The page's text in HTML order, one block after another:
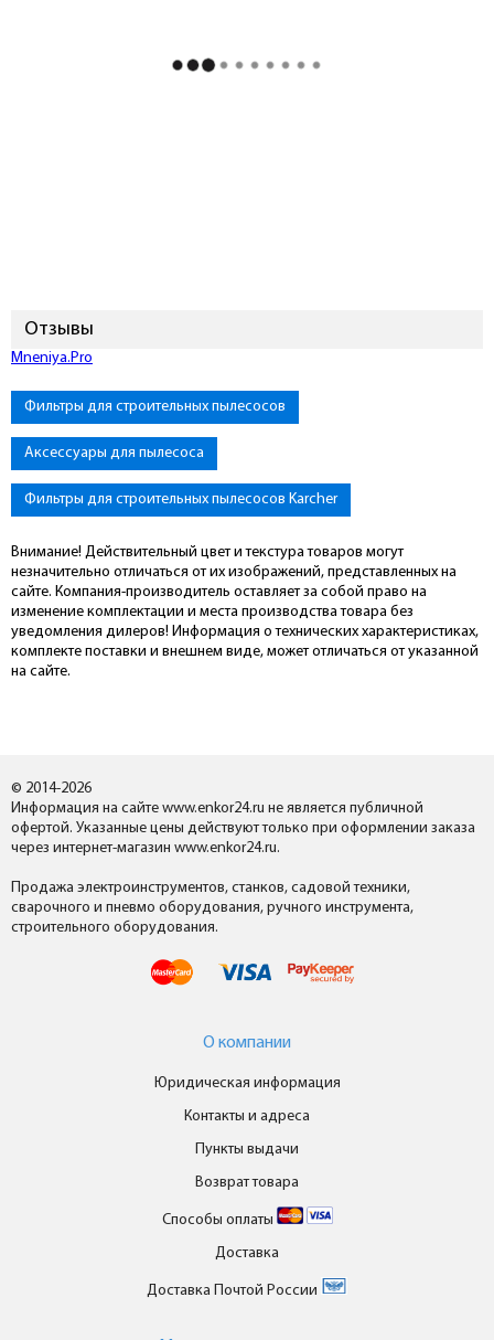
Отзывы
Mneniya.Pro
Фильтры для строительных пылесосов
Аксессуары для пылесоса
Фильтры для строительных пылесосов Karcher
Внимание! Действительный цвет и текстура товаров могут
незначительно отличаться от их изображений, представленных на
сайте. Компания-производитель оставляет за собой право на
изменение комплектации и места производства товара без
уведомления дилеров! Информация о технических характеристиках,
комплекте поставки и внешнем виде, может отличаться от указанной
на сайте.
© 2014-2026
Информация на сайте www.enkor24.ru не является публичной
офертой. Указанные цены действуют только при оформлении заказа
через интернет-магазин www.enkor24.ru.
Продажа электроинструментов, станков, садовой техники,
сварочного и пневмо оборудования, ручного инструмента,
строительного оборудования.
О компании
Юридическая информация
Контакты и адреса
Пункты выдачи
Возврат товара
Способы оплаты
Доставка
Доставка Почтой России